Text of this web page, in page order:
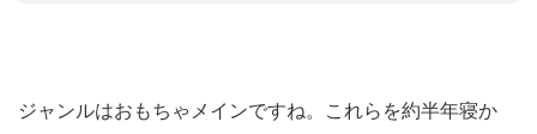
ジャンルはおもちゃメインですね。これらを約半年寝か